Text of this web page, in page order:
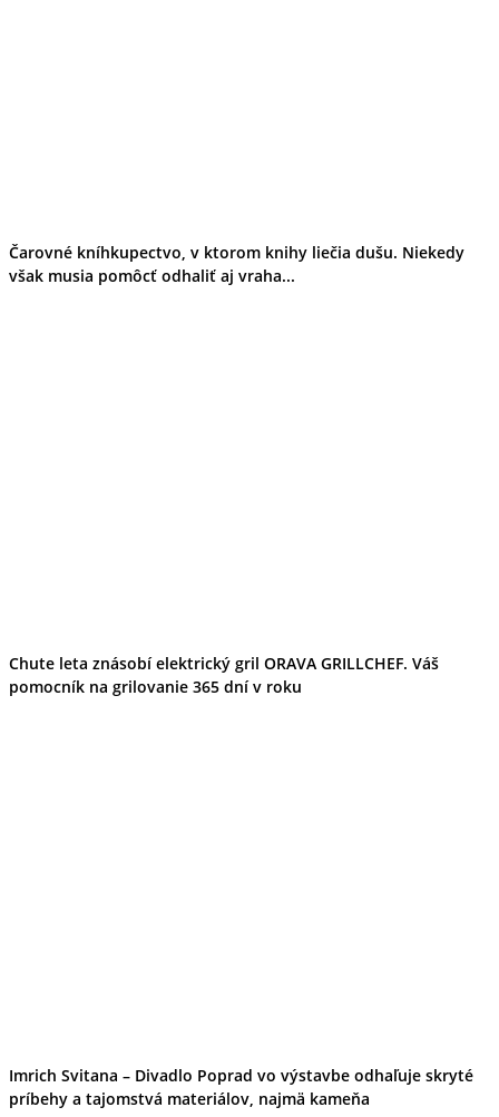
Čarovné kníhkupectvo, v ktorom knihy liečia dušu. Niekedy
však musia pomôcť odhaliť aj vraha...
Chute leta znásobí elektrický gril ORAVA GRILLCHEF. Váš
pomocník na grilovanie 365 dní v roku
Imrich Svitana – Divadlo Poprad vo výstavbe odhaľuje skryté
príbehy a tajomstvá materiálov, najmä kameňa